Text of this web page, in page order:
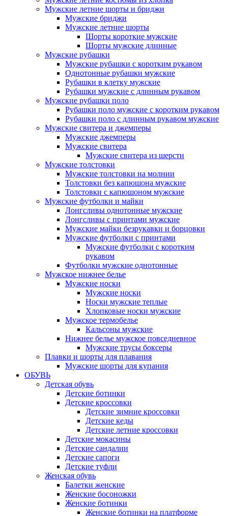
Мужские летние шорты и бриджи
Мужские бриджи
Мужские летние шорты
Шорты короткие мужские
Шорты мужские длинные
Мужские рубашки
Мужские рубашки с коротким рукавом
Однотонные рубашки мужские
Рубашки в клетку мужские
Рубашки мужские с длинным рукавом
Мужские рубашки поло
Рубашки поло мужские с коротким рукавом
Рубашки поло с длинным рукавом мужские
Мужские свитера и джемперы
Мужские джемперы
Мужские свитера
Мужские свитера из шерсти
Мужские толстовки
Мужские толстовки на молнии
Толстовки без капюшона мужские
Толстовки с капюшоном мужские
Мужские футболки и майки
Лонгсливы однотонные мужские
Лонгсливы с принтами мужские
Мужские майки безрукавки и борцовки
Мужские футболки с принтами
Мужские футболки с коротким
рукавом
Футболки мужские однотонные
Мужское нижнее белье
Мужские носки
Мужские носки
Носки мужские теплые
Хлопковые носки мужские
Мужское термобелье
Кальсоны мужские
Нижнее белье мужское повседневное
Мужские трусы боксеры
Плавки и шорты для плавания
Мужские шорты для купания
ОБУВЬ
Детская обувь
Детские ботинки
Детские кроссовки
Детские зимние кроссовки
Детские кеды
Детские летние кроссовки
Детские мокасины
Детские сандалии
Детские сапоги
Детские туфли
Женская обувь
Балетки женские
Женские босоножки
Женские ботинки
Женские ботинки на платформе